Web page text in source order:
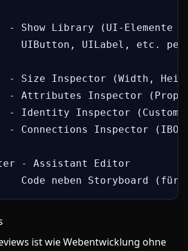
Show Library (UI-Elemente
UIButton, UILabel, etc.
- Size Inspector (Width,
- Attributes Inspector
- Identity Inspector (Custom
- Connections Inspector
- Assistant Editor
Code neben Storyboard (für
ist wie Webentwicklung ohne